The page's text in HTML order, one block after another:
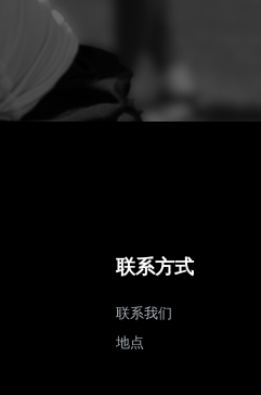
联系方式
联系我们
地点